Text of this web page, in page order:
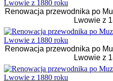
Renowacja przewodnika po
Lwowie z
Renowacja przewodnika po
Lwowie z